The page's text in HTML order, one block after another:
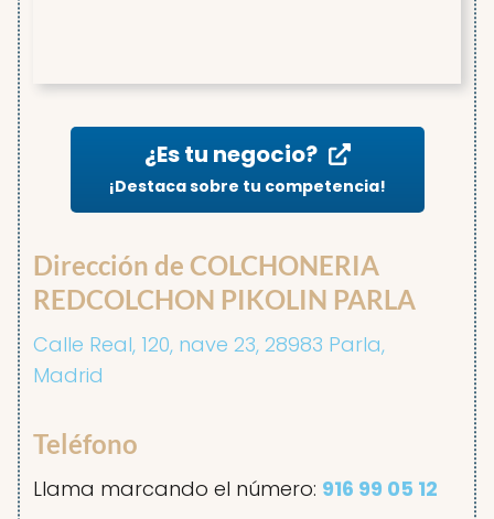
¿Es tu negocio?
¡Destaca sobre tu competencia!
Dirección de COLCHONERIA
REDCOLCHON PIKOLIN PARLA
Calle Real, 120, nave 23, 28983 Parla,
Madrid
Teléfono
Llama marcando el número: 916 99 05 12